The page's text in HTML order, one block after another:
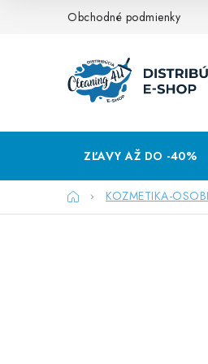
Obchodné podmienky
ZĽAVY AŽ DO -40%
DomovKOZMETIKA-